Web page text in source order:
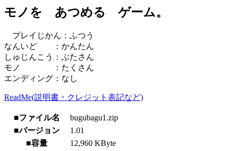
モノを あつめる ゲーム。
プレイじかん：ふつう
なんいど ：かんたん
しゅじんこう：ぶたさん
モノ ：たくさん
エンディング：なし
ReadMe(説明書・クレジット表記など)
■ファイル名
bugubagu1.zip
■バージョン
1.01
■容量
12,960 KByte